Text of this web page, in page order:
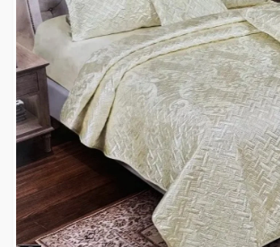
Оберіть мову